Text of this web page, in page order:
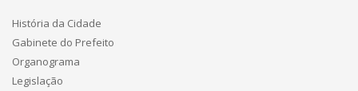
História da Cidade
Gabinete do Prefeito
Organograma
Legislação